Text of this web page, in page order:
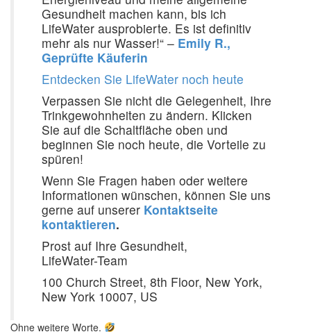
Gesundheit machen kann, bis ich
LifeWater ausprobierte. Es ist definitiv
mehr als nur Wasser!“ – Emily R.,
Geprüfte Käuferin
Entdecken Sie LifeWater noch heute
Verpassen Sie nicht die Gelegenheit, Ihre
Trinkgewohnheiten zu ändern. Klicken
Sie auf die Schaltfläche oben und
beginnen Sie noch heute, die Vorteile zu
spüren!
Wenn Sie Fragen haben oder weitere
Informationen wünschen, können Sie uns
gerne auf unserer Kontaktseite
kontaktieren.
Prost auf Ihre Gesundheit,
LifeWater-Team
100 Church Street, 8th Floor, New York,
New York 10007, US
Ohne weitere Worte.